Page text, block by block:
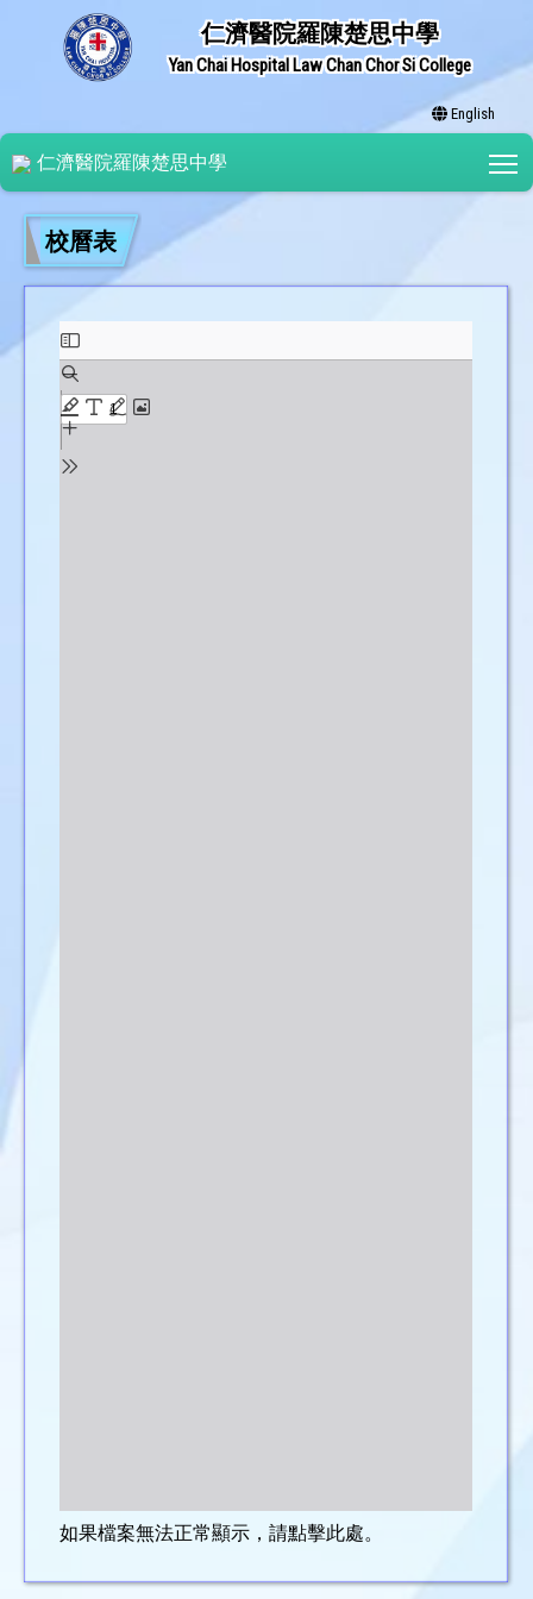
仁濟醫院羅陳楚思中學
Yan Chai Hospital Law Chan Chor Si College
English
仁濟醫院羅陳楚思中學
校曆表
如果檔案無法正常顯示，請點擊此處。